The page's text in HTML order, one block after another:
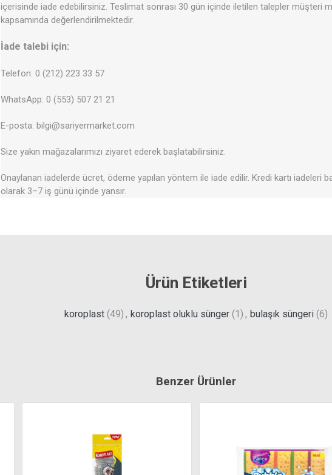
içerisinde iade edebilirsiniz. Teslimat sonrası 30 gün içinde iletilen talepler müşteri
kapsamında değerlendirilmektedir.
İade talebi için:
Telefon: 0 (212) 223 33 57
WhatsApp: 0 (553) 507 21 21
E-posta: bilgi@sariyermarket.com
Size yakın mağazalarımızı ziyaret ederek başlatabilirsiniz.
Onaylanan iadelerde ücret, ödeme yapılan yöntem ile iade edilir. Kredi kartı iadeleri
olarak 3–7 iş günü içinde yansır.
Ürün Etiketleri
koroplast (49) , koroplast oluklu sünger (1) , bulaşık süngeri (6)
Benzer Ürünler